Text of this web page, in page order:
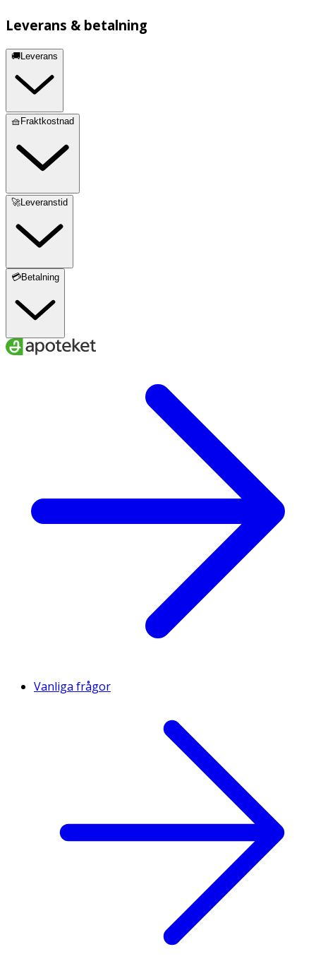
Leverans & betalning
🚚Leverans
🧺Fraktkostnad
🚀Leveranstid
💳Betalning
Vanliga frågor